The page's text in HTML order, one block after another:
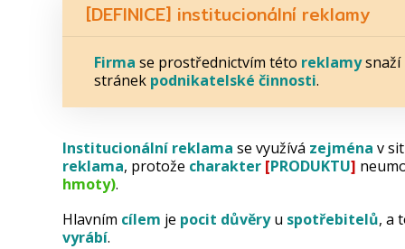
[DEFINICE] institucionální reklamy
Firma se prostřednictvím této reklamysnaží
stránek podnikatelské činnosti.
Institucionální reklama se využívá zejména v
reklama, protože charakter [PRODUKTU]
hmoty).
Hlavním cílem je pocit důvěryu spotřebitelů, a
vyrábí.